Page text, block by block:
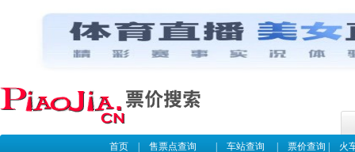
首页| 售票点查询 车站查询 票价查询 火